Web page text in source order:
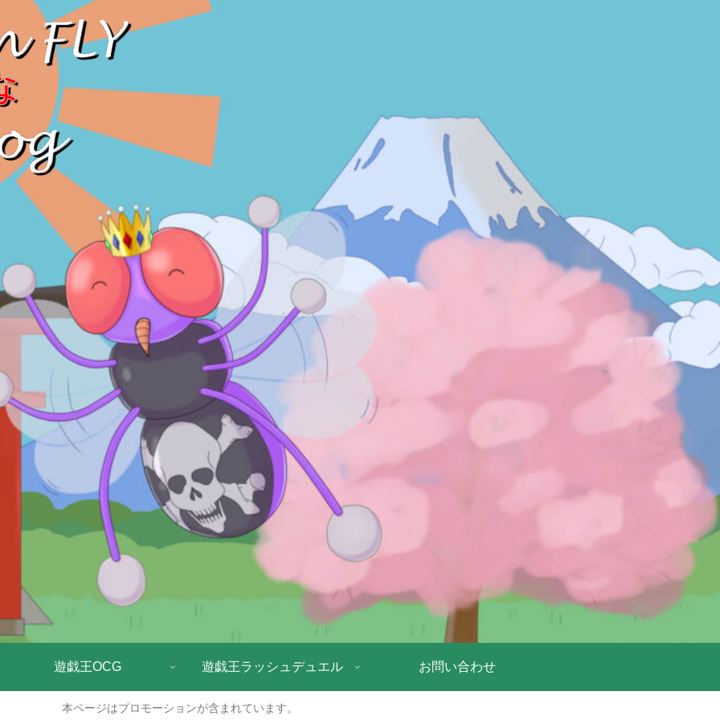
遊戯王OCG 遊戯王ラッシュデュエル お問い合わせ
本ページはプロモーションが含まれています。